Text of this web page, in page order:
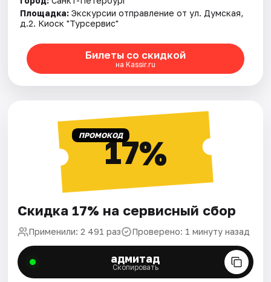
Площадка: Экскурсии отправление от ул. Думская,
д.2. Киоск "Турсервис"
Билеты со скидкой
на Kassir.ru
ПРОМОКОД17%
Скидка 17% на сервисный сбор
Применили: 2 491 раз Проверено: 1 минуту назад
адмитад
Скопировать